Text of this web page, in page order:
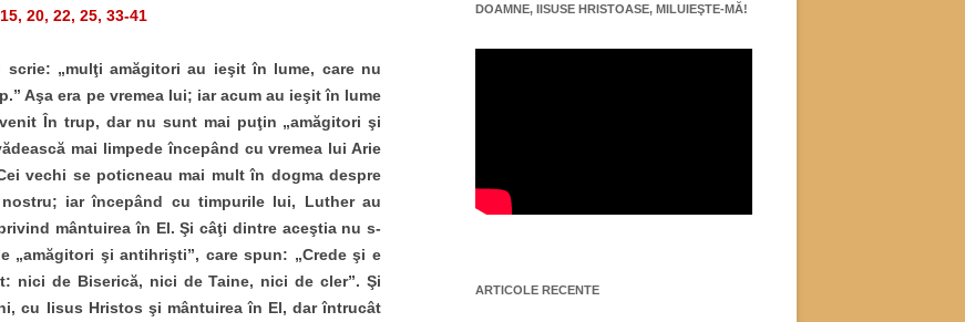
20, 22, 25, 33-41
scrie: „mulţi amăgitori au ieşit în lume, care nu
Aşa era pe vremea lui; iar acum au ieşit în lume
În trup, dar nu sunt mai puţin „amăgitori şi
mai limpede începând cu vremea lui Arie
vechi se poticneau mai mult în dogma despre
iar începând cu timpurile lui, Luther au
mântuirea în El. Şi câţi dintre aceştia nu s-
„amăgitori şi antihrişti”, care spun: „Crede şi e
nici de Biserică, nici de Taine, nici de cler”. Şi
cu Iisus Hristos şi mântuirea în El, dar întrucât
DOAMNE, IISUSE HRISTOASE, MILUIEŞTE-MĂ!
ARTICOLE RECENTE